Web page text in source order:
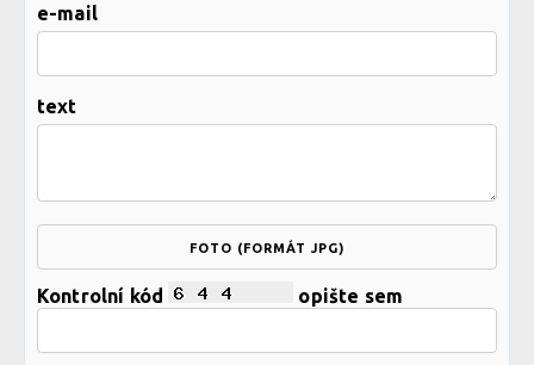
e-mail
text
FOTO (FORMÁT JPG)
Kontrolní kód opište sem